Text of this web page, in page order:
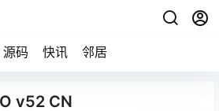
源码 快讯 邻居
v52 CN